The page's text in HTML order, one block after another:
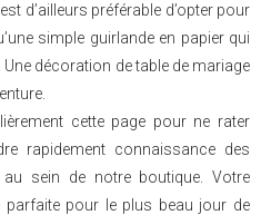
d’ailleurs préférable d’opter pour
simple guirlande en papier qui
décoration de table de mariage
cette page pour ne rater
rapidement connaissance des
sein de notre boutique. Votre
parfaite pour le plus beau jour de